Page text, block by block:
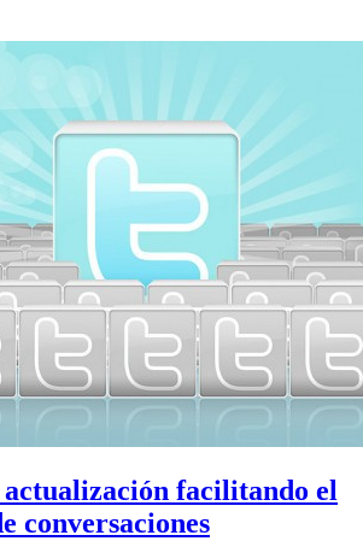
facilitando el
conversaciones